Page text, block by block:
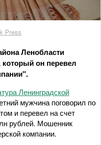
Press
Ленобласти
он перевел
Ленинградской
мужчина поговорил по
и перевел на счет
рублей. Мошенник
компании.